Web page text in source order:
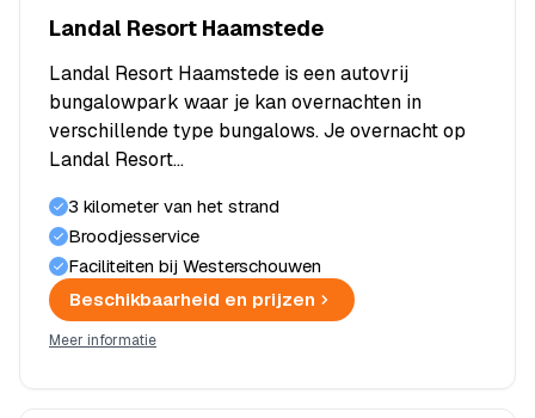
Landal Resort Haamstede
Landal Resort Haamstede is een autovrij
bungalowpark waar je kan overnachten in
verschillende type bungalows. Je overnacht op
Landal Resort…
3 kilometer van het strand
Broodjesservice
Faciliteiten bij Westerschouwen
Beschikbaarheid en prijzen
Meer informatie